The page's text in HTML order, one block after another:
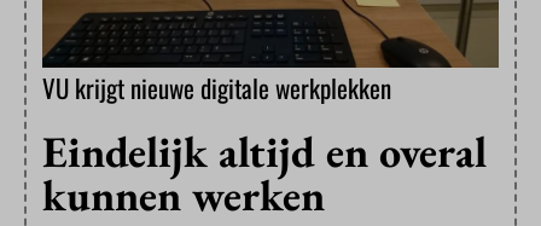
VU krijgt nieuwe digitale werkplekken
Eindelijk altijd en overal
kunnen werken